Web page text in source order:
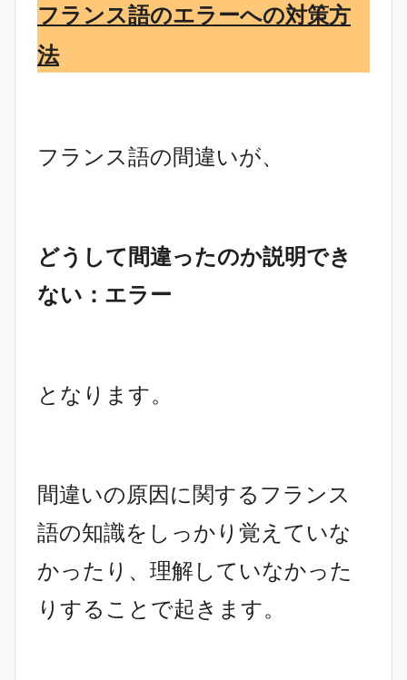
フランス語のエラーへの対策方
法
フランス語の間違いが、
どうして間違ったのか説明でき
ない：エラー
となります。
間違いの原因に関するフランス
語の知識をしっかり覚えていな
かったり、理解していなかった
りすることで起きます。